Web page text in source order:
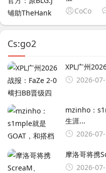
CoCo
Cs:go2
XPL广州
2026-
mzinho：
生涯...
2026-
摩洛哥将携
2026-